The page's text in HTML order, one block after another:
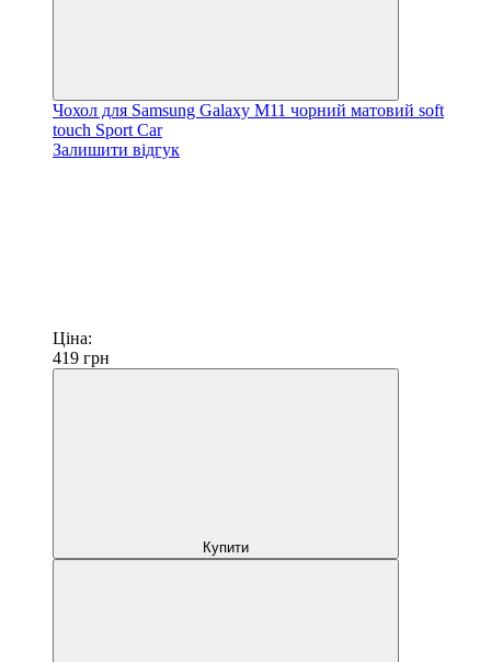
Чохол для Samsung Galaxy M11 чорний матовий soft
touch Sport Car
Залишити відгук
Ціна:
419 грн
Купити